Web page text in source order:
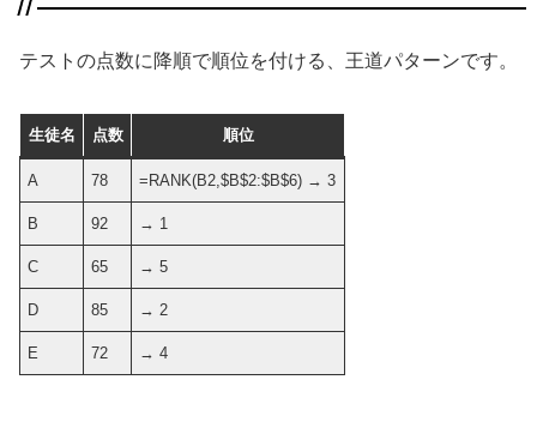
テストの点数に降順で順位を付ける、王道パターンです。
生徒名 点数 順位
A 78 =RANK(B2,$B$2:$B$6) → 3
B 92 → 1
C 65 → 5
D 85 → 2
E 72 → 4